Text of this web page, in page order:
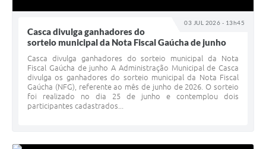
03 JUL 2026 - 13h45
Casca divulga ganhadores do
sorteio municipal da Nota Fiscal Gaúcha de junho
Casca divulga ganhadores do sorteio municipal da Nota
Fiscal Gaúcha de junho A Administração Municipal de Casca
divulga os ganhadores do sorteio municipal da Nota Fiscal
Gaúcha (NFG), referente ao mês de junho de 2026. O sorteio
foi realizado no dia 25 de junho e contemplou dois
participantes cadastrados...